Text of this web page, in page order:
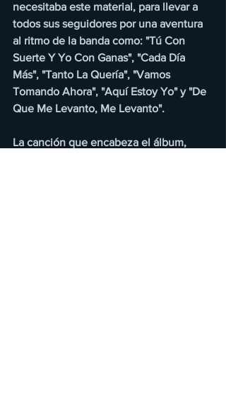
necesitaba este material, para llevar a
todos sus seguidores por una aventura
al ritmo de la banda como: "Tú Con
Suerte Y Yo Con Ganas", "Cada Día
Más", "Tanto La Quería", "Vamos
Tomando Ahora", "Aquí Estoy Yo" y "De
Que Me Levanto, Me Levanto".
La canción que encabeza el álbum,